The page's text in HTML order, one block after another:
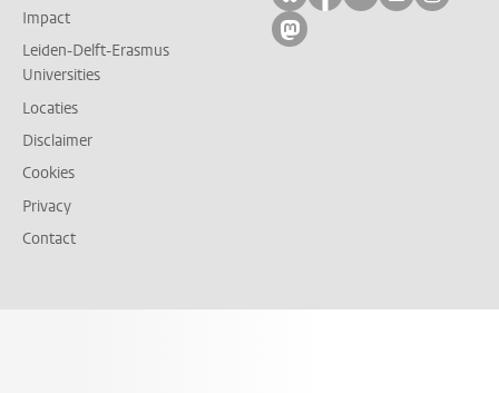
Impact
Leiden-Delft-Erasmus
Universities
Locaties
Disclaimer
Cookies
Privacy
Contact
Volg ons op mastodon